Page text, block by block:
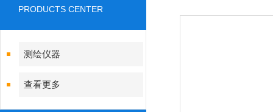
PRODUCTS CENTER
测绘仪器
查看更多